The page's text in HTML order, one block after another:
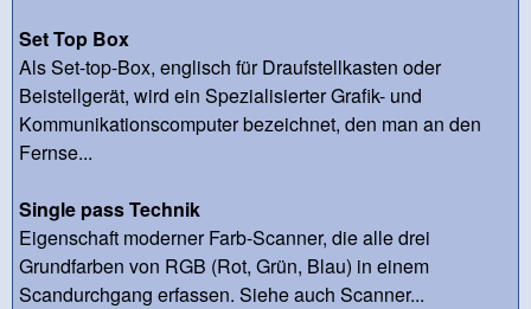
Set Top Box
Als Set-top-Box, englisch für Draufstellkasten oder
Beistellgerät, wird ein Spezialisierter Grafik- und
Kommunikationscomputer bezeichnet, den man an den
Fernse...
Single pass Technik
Eigenschaft moderner Farb-Scanner, die alle drei
Grundfarben von RGB (Rot, Grün, Blau) in einem
Scandurchgang erfassen. Siehe auch Scanner...